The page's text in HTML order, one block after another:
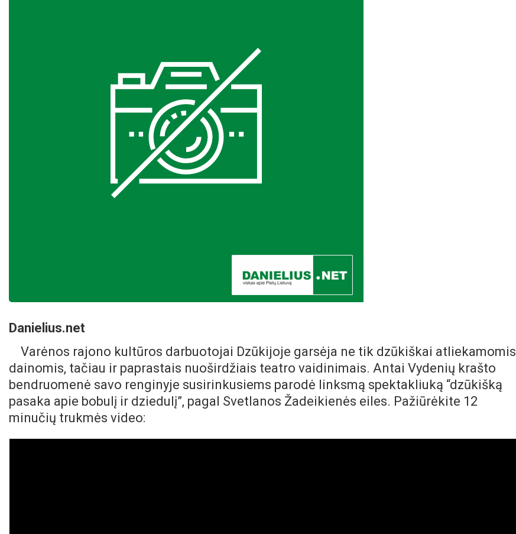
Danielius.net
Varėnos rajono kultūros darbuotojai Dzūkijoje garsėja ne tik dzūkiškai atliekamomis
dainomis, tačiau ir paprastais nuoširdžiais teatro vaidinimais. Antai Vydenių krašto
bendruomenė savo renginyje susirinkusiems parodė linksmą spektakliuką “dzūkišką
pasaka apie bobulį ir dziedulį”, pagal Svetlanos Žadeikienės eiles. Pažiūrėkite 12
minučių trukmės video: